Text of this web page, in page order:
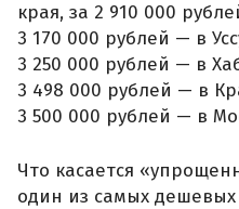
края, за 2 910 000
3 170 000 рублей — в
3 250 000 рублей — в
3 498 000 рублей — в
3 500 000 рублей — в
Что касается
один из самых